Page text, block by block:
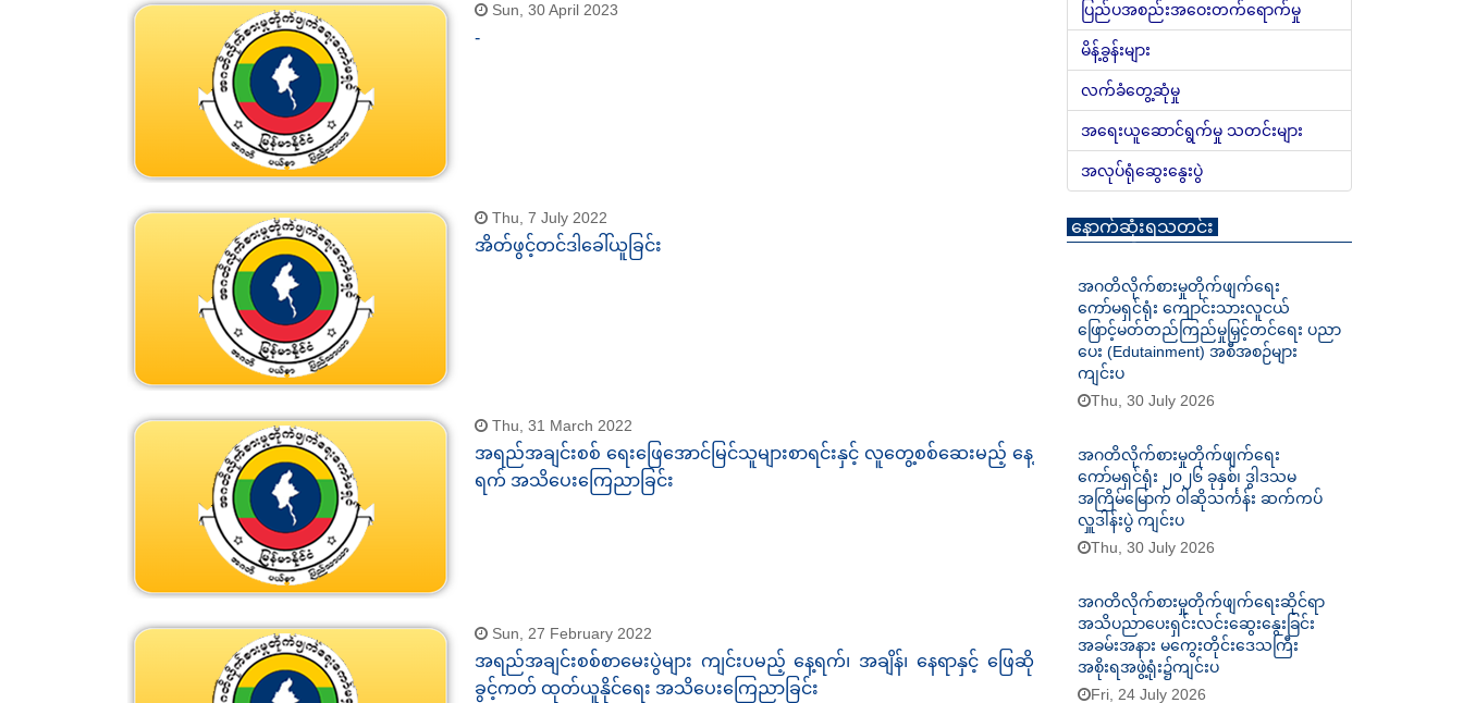
Sun, 30 April 2023
-
Thu, 7 July 2022
အိတ်ဖွင့်တင်ဒါခေါ်ယူခြင်း
Thu, 31 March 2022
အရည်အချင်းစစ် ရေးဖြေအောင်မြင်သူများစာရင်းနှင့် လူတွေ့စစ်ဆေးမည့် နေ့
ရက် အသိပေးကြေညာခြင်း
Sun, 27 February 2022
အရည်အချင်းစစ်စာမေးပွဲများ ကျင်းပမည့် နေ့ရက်၊ အချိန်၊ နေရာနှင့် ဖြေဆို
ခွင့်ကတ် ထုတ်ယူနိုင်ရေး အသိပေးကြေညာခြင်း
ပြည်ပအစည်းအဝေးတက်ရောက်မှု
မိန့်ခွန်းများ
လက်ခံတွေ့ဆုံမှု
အရေးယူဆောင်ရွက်မှု သတင်းများ
အလုပ်ရုံဆွေးနွေးပွဲ
နောက်ဆုံးရသတင်း
အဂတိလိုက်စားမှုတိုက်ဖျက်ရေး
ကော်မရှင်ရုံး ကျောင်းသားလူငယ်
ဖြောင့်မတ်တည်ကြည်မှုမြှင့်တင်ရေး ပညာ
ပေး (Edutainment) အစီအစဉ်များ
ကျင်းပ
Thu, 30 July 2026
အဂတိလိုက်စားမှုတိုက်ဖျက်ရေး
ကော်မရှင်ရုံး ၂၀၂၆ ခုနှစ်၊ ဒွါဒသမ
အကြိမ်မြောက် ဝါဆိုသင်္ကန်း ဆက်ကပ်
လှူဒါန်းပွဲ ကျင်းပ
Thu, 30 July 2026
အဂတိလိုက်စားမှုတိုက်ဖျက်ရေးဆိုင်ရာ
အသိပညာပေးရှင်းလင်းဆွေးနွေးခြင်း
အခမ်းအနား မကွေးတိုင်းဒေသကြီး
အစိုးရအဖွဲ့ရုံး၌ကျင်းပ
Fri, 24 July 2026